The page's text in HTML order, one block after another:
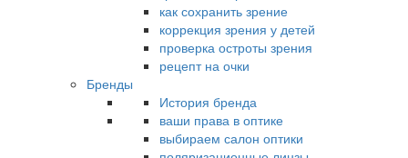
как сохранить зрение
коррекция зрения у детей
проверка остроты зрения
рецепт на очки
Бренды
История бренда
ваши права в оптике
выбираем салон оптики